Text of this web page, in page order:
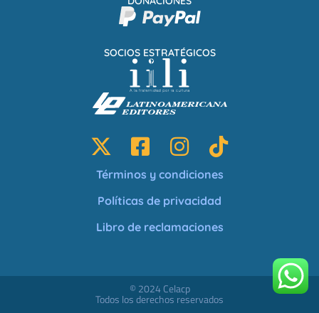
SOCIOS ESTRATÉGICOS
Términos y condiciones
Políticas de privacidad
Libro de reclamaciones
© 2024 Celacp
Todos los derechos reservados